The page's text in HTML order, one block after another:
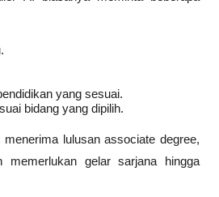
yang sesuai.
bidang yang dipilih.
lulusan associate degree,
memerlukan gelar sarjana hingga